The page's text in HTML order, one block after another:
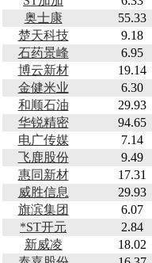
奥士康
55.33
楚天科技
9.18
石药景峰
6.95
博云新材
19.14
金健米业
6.30
和顺石油
29.93
华锐精密
94.65
电广传媒
7.14
飞鹿股份
9.49
惠同新材
17.31
威胜信息
29.93
旗滨集团
6.07
*ST开元
2.84
新威凌
18.02